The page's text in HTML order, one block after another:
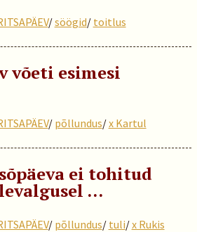
/söögid/ toitlus
võeti esimesi
/ põllundus/x Kartul
ei tohitud
…
/ põllundus/ tuli/x Rukis